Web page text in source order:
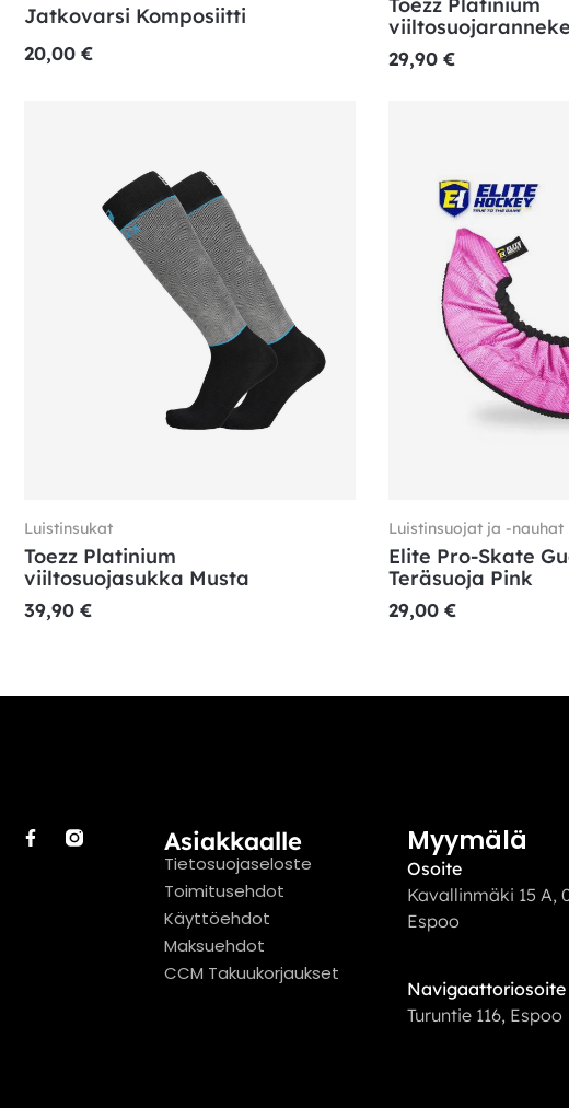
Jatkovarsi Komposiitti
20,00 €
viiltosuojaranneke
29,90 €
Luistinsukat
Toezz Platinium
viiltosuojasukka Musta
39,90 €
Luistinsuojat ja -nauhat
Elite Pro-Skate
Teräsuoja Pink
29,00 €
Asiakkaalle
Tietosuojaseloste
Toimitusehdot
Käyttöehdot
Maksuehdot
CCM Takuukorjaukset
Myymälä
Osoite
Kavallinmäki 15 A,
Espoo
Navigaattoriosoite
Turuntie 116, Espoo